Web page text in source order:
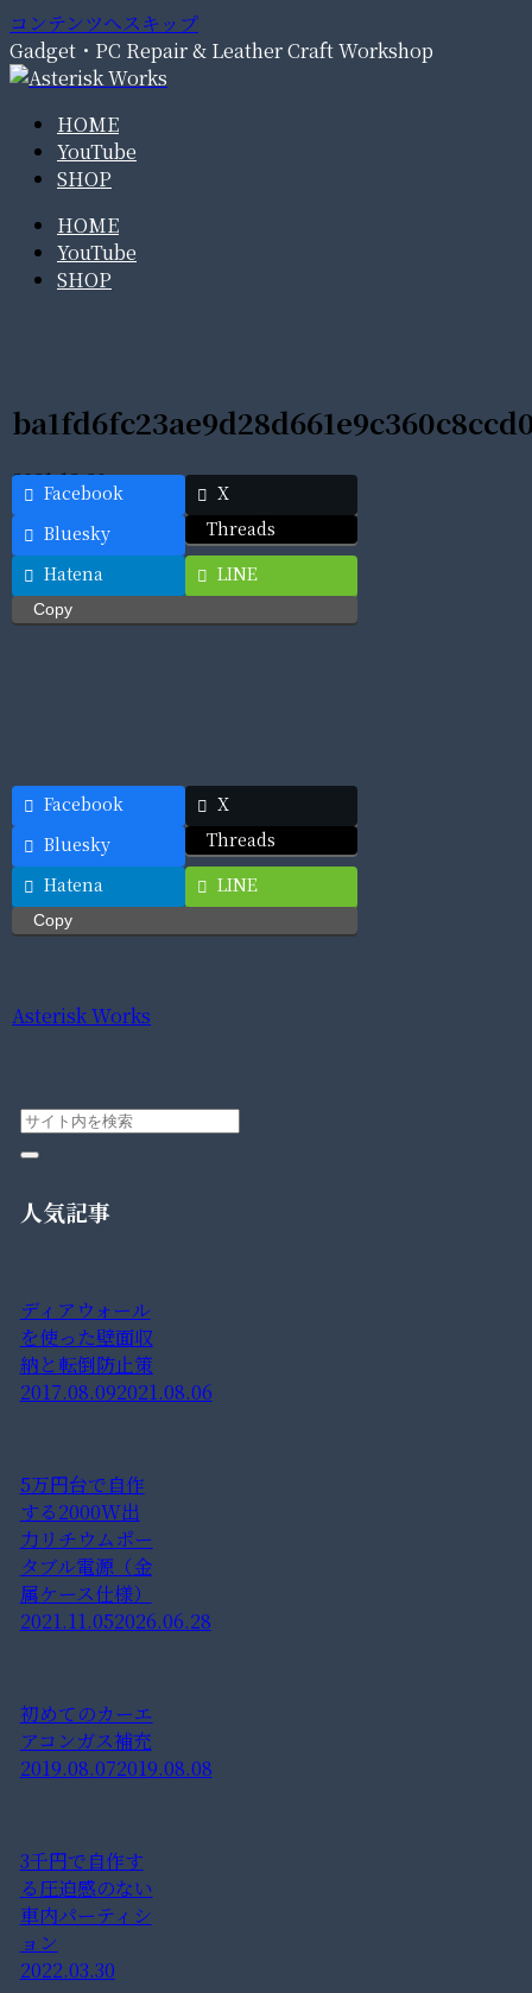
コンテンツへスキップ
Gadget・PC Repair & Leather Craft Workshop
HOME
YouTube
SHOP
HOME
YouTube
SHOP
2021.12.20
Facebook
X
Bluesky
Threads
Hatena
LINE
Copy
Facebook
X
Bluesky
Threads
Hatena
LINE
Copy
Asterisk Works
人気記事
ディアウォール
を使った壁面収
納と転倒防止策
2017.08.092021.08.06
5万円台で自作
する2000W出
力リチウムポー
タブル電源（金
属ケース仕様）
2021.11.052026.06.28
初めてのカーエ
アコンガス補充
2019.08.072019.08.08
3千円で自作す
る圧迫感のない
車内パーティシ
ョン
2022.03.30